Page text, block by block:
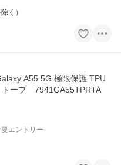
く）
A55 5G 極限保護 TPU
トープ 7941GA55TPRTA
要エントリー